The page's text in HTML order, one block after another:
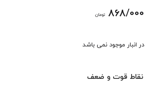
868/000 تومان
در انبار موجود نمی باشد
نقاط قوت و ضعف